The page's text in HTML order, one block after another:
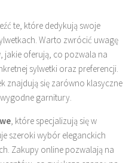
te, które dedykują swoje
Warto zwrócić uwagę
oferują, co pozwala na
sylwetki oraz preferencji.
znajdują się zarówno klasyczne
garnitury.
, które specjalizują się w
szeroki wybór eleganckich
Zakupy online pozwalają na